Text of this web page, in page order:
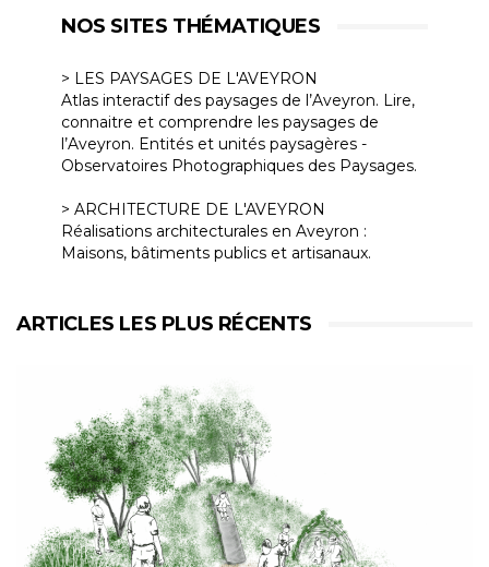
NOS SITES THÉMATIQUES
> LES PAYSAGES DE L'AVEYRON
Atlas interactif des paysages de l’Aveyron. Lire,
connaitre et comprendre les paysages de
l’Aveyron. Entités et unités paysagères -
Observatoires Photographiques des Paysages.
> ARCHITECTURE DE L'AVEYRON
Réalisations architecturales en Aveyron :
Maisons, bâtiments publics et artisanaux.
ARTICLES LES PLUS RÉCENTS